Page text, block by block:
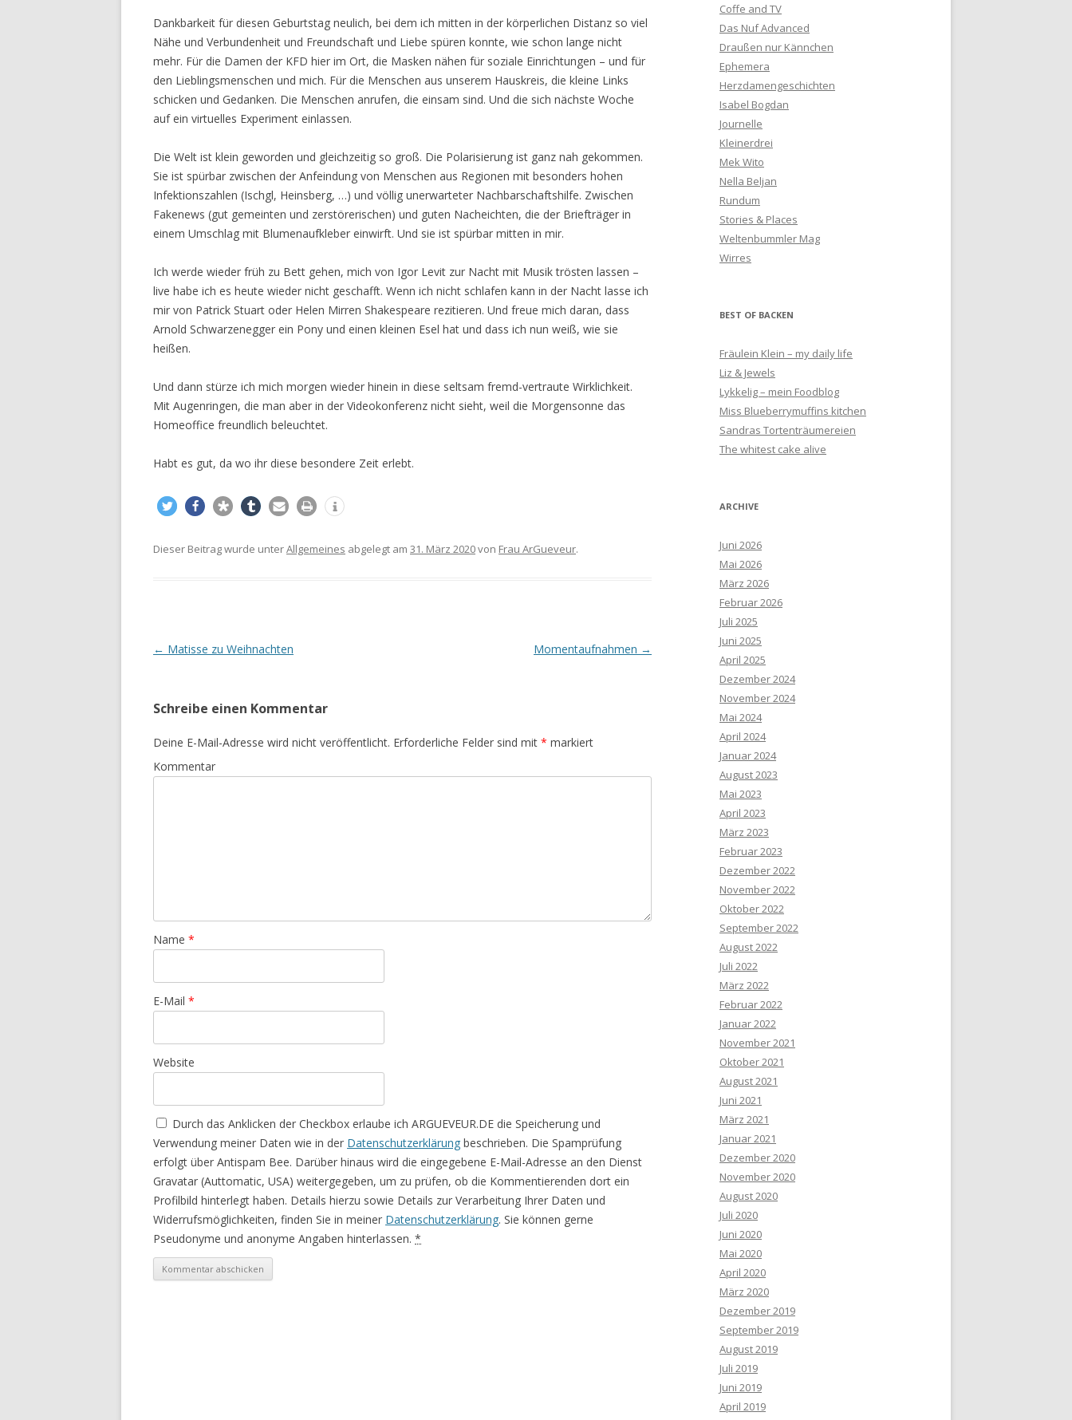
Dankbarkeit für diesen Geburtstag neulich, bei dem ich mitten in der körperlichen Distanz so viel
Nähe und Verbundenheit und Freundschaft und Liebe spüren konnte, wie schon lange nicht
mehr. Für die Damen der KFD hier im Ort, die Masken nähen für soziale Einrichtungen – und für
den Lieblingsmenschen und mich. Für die Menschen aus unserem Hauskreis, die kleine Links
schicken und Gedanken. Die Menschen anrufen, die einsam sind. Und die sich nächste Woche
auf ein virtuelles Experiment einlassen.
Die Welt ist klein geworden und gleichzeitig so groß. Die Polarisierung ist ganz nah gekommen.
Sie ist spürbar zwischen der Anfeindung von Menschen aus Regionen mit besonders hohen
Infektionszahlen (Ischgl, Heinsberg, …) und völlig unerwarteter Nachbarschaftshilfe. Zwischen
Fakenews (gut gemeinten und zerstörerischen) und guten Nacheichten, die der Briefträger in
einem Umschlag mit Blumenaufkleber einwirft. Und sie ist spürbar mitten in mir.
Ich werde wieder früh zu Bett gehen, mich von Igor Levit zur Nacht mit Musik trösten lassen –
live habe ich es heute wieder nicht geschafft. Wenn ich nicht schlafen kann in der Nacht lasse ich
mir von Patrick Stuart oder Helen Mirren Shakespeare rezitieren. Und freue mich daran, dass
Arnold Schwarzenegger ein Pony und einen kleinen Esel hat und dass ich nun weiß, wie sie
heißen.
Und dann stürze ich mich morgen wieder hinein in diese seltsam fremd-vertraute Wirklichkeit.
Mit Augenringen, die man aber in der Videokonferenz nicht sieht, weil die Morgensonne das
Homeoffice freundlich beleuchtet.
Habt es gut, da wo ihr diese besondere Zeit erlebt.
Dieser Beitrag wurde unterAllgemeines abgelegt am 31. März 2020von Frau ArGueveur.
Beitrags-
← Matisse zu Weihnachten Momentaufnahmen →
Schreibe einen Kommentar
Deine E-Mail-Adresse wird nicht veröffentlicht. Erforderliche Felder sind mit * markiert
Kommentar
Name *
E-Mail *
Website
Durch das Anklicken der Checkbox erlaube ich ARGUEVEUR.DE die Speicherung und
Verwendung meiner Daten wie in der Datenschutzerklärung beschrieben. Die Spamprüfung
erfolgt über Antispam Bee. Darüber hinaus wird die eingegebene E-Mail-Adresse an den Dienst
Gravatar (Auttomatic, USA) weitergegeben, um zu prüfen, ob die Kommentierenden dort ein
Profilbild hinterlegt haben. Details hierzu sowie Details zur Verarbeitung Ihrer Daten und
Widerrufsmöglichkeiten, finden Sie in meiner Datenschutzerklärung. Sie können gerne
Pseudonyme und anonyme Angaben hinterlassen. *
Coffe and TV
Das Nuf Advanced
Draußen nur Kännchen
Ephemera
Herzdamengeschichten
Isabel Bogdan
Journelle
Kleinerdrei
Mek Wito
Nella Beljan
Rundum
Stories & Places
Weltenbummler Mag
Wirres
BEST OF BACKEN
Fräulein Klein – my daily life
Liz & Jewels
Lykkelig – mein Foodblog
Miss Blueberrymuffins kitchen
Sandras Tortenträumereien
The whitest cake alive
ARCHIVE
Juni 2026
Mai 2026
März 2026
Februar 2026
Juli 2025
Juni 2025
April 2025
Dezember 2024
November 2024
Mai 2024
April 2024
Januar 2024
August 2023
Mai 2023
April 2023
März 2023
Februar 2023
Dezember 2022
November 2022
Oktober 2022
September 2022
August 2022
Juli 2022
März 2022
Februar 2022
Januar 2022
November 2021
Oktober 2021
August 2021
Juni 2021
März 2021
Januar 2021
Dezember 2020
November 2020
August 2020
Juli 2020
Juni 2020
Mai 2020
April 2020
März 2020
Dezember 2019
September 2019
August 2019
Juli 2019
Juni 2019
April 2019